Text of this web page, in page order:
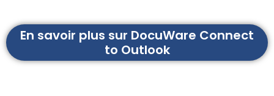
En savoir plus sur DocuWare Connect
to Outlook